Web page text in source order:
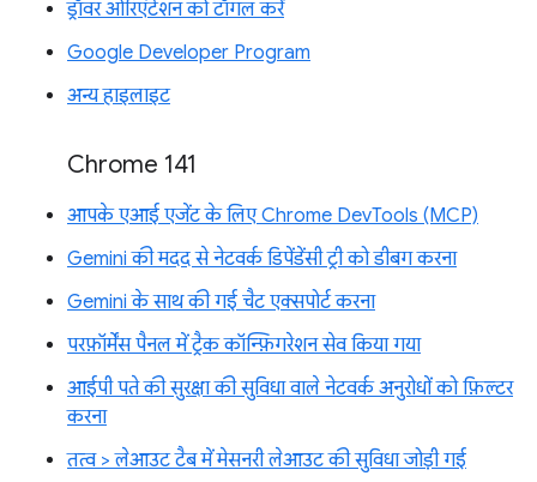
ड्रॉवर ओरिएंटेशन को टॉगल करें
Google Developer Program
अन्य हाइलाइट
Chrome 141
आपके एआई एजेंट के लिए Chrome DevTools (MCP)
Gemini की मदद से नेटवर्क डिपेंडेंसी ट्री को डीबग करना
Gemini के साथ की गई चैट एक्सपोर्ट करना
परफ़ॉर्मेंस पैनल में ट्रैक कॉन्फ़िगरेशन सेव किया गया
आईपी पते की सुरक्षा की सुविधा वाले नेटवर्क अनुरोधों को फ़िल्टर
करना
तत्व > लेआउट टैब में मेसनरी लेआउट की सुविधा जोड़ी गई